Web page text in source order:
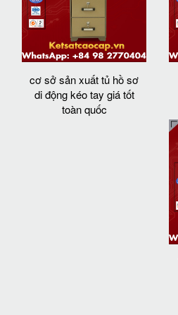
cơ sở sản xuất tủ hồ sơ
di động kéo tay giá tốt
toàn quốc